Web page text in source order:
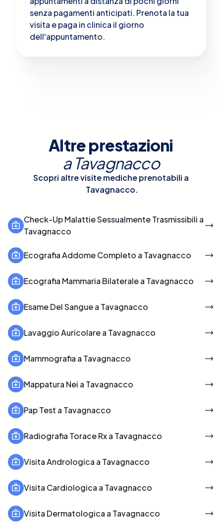
senza pagamenti anticipati. Prenota la tua
visita e paga in clinica il giorno
dell'appuntamento.
Altre prestazioni
a Tavagnacco
Scopri altre visite mediche prenotabili a
Tavagnacco.
Check-Up Malattie Sessualmente Trasmissibili a
Tavagnacco
Ecografia Addome Completo a Tavagnacco
Ecografia Mammaria Bilaterale a Tavagnacco
Esame Del Sangue a Tavagnacco
Lavaggio Auricolare a Tavagnacco
Mammografia a Tavagnacco
Mappatura Nei a Tavagnacco
Pap Test a Tavagnacco
Radiografia Torace Rx a Tavagnacco
Visita Andrologica a Tavagnacco
Visita Cardiologica a Tavagnacco
Visita Dermatologica a Tavagnacco